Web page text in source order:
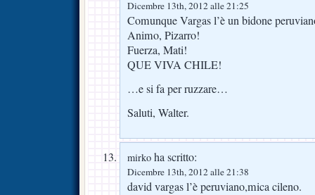
Dicembre 13th, 2012 alle 21:25
Comunque Vargas l’è un bidone
Animo, Pizarro!
Fuerza, Mati!
QUE VIVA CHILE!
…e si fa per ruzzare…
Saluti, Walter.
mirko ha scritto:
Dicembre 13th, 2012 alle 21:38
david vargas l’è peruviano,mica cileno.